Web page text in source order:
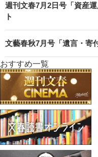
週刊文春7月2日号「資産
ト
文藝春秋7月号「遺言・寄
おすすめ一覧